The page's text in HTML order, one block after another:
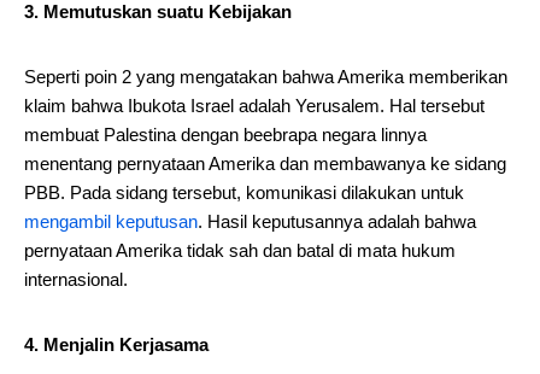
3. Memutuskan suatu Kebijakan
Seperti poin 2 yang mengatakan bahwa Amerika memberikan
klaim bahwa Ibukota Israel adalah Yerusalem. Hal tersebut
membuat Palestina dengan beebrapa negara linnya
menentang pernyataan Amerika dan membawanya ke sidang
PBB. Pada sidang tersebut, komunikasi dilakukan untuk
mengambil keputusan. Hasil keputusannya adalah bahwa
pernyataan Amerika tidak sah dan batal di mata hukum
internasional.
4. Menjalin Kerjasama